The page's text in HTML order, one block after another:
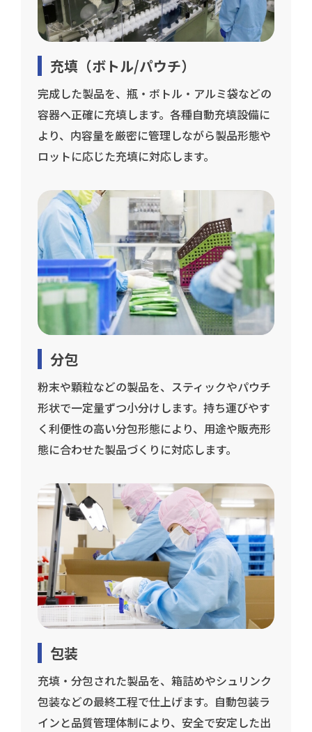
充填（ボトル/パウチ）
完成した製品を、瓶・ボトル・アルミ袋などの
容器へ正確に充填します。各種自動充填設備に
より、内容量を厳密に管理しながら製品形態や
ロットに応じた充填に対応します。
分包
粉末や顆粒などの製品を、スティックやパウチ
形状で一定量ずつ小分けします。持ち運びやす
く利便性の高い分包形態により、用途や販売形
態に合わせた製品づくりに対応します。
包装
充填・分包された製品を、箱詰めやシュリンク
包装などの最終工程で仕上げます。自動包装ラ
インと品質管理体制により、安全で安定した出